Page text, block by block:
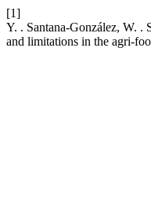
[1]
Y. . Santana-González, W. .
and limitations in the agri-